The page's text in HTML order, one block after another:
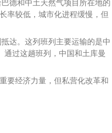
德和中土天然气项目所在地的
率较低，城市化进程缓慢，但
达。这列班列主要运输的是中
通过这趟班列，中国和土库曼
要经济力量，但私营化改革和